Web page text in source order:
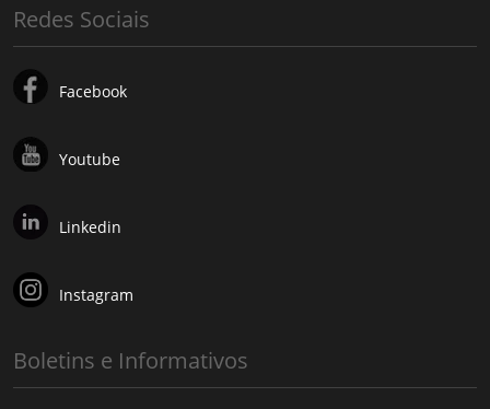
Redes Sociais
Facebook
Youtube
Linkedin
Instagram
Boletins e Informativos